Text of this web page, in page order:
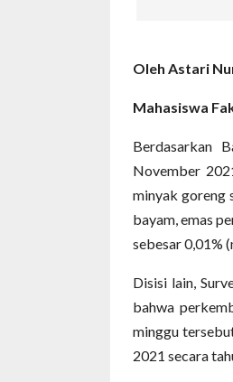
Oleh Astari
Mahasiswa
Berdasarkan
November
minyak goreng
bayam, emas
sebesar 0,01%
Disisi lain,
bahwa
minggu
2021 secara